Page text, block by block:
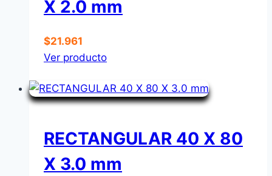
X 2.0 mm
$21.961
Ver producto
RECTANGULAR 40 X 80
X 3.0 mm